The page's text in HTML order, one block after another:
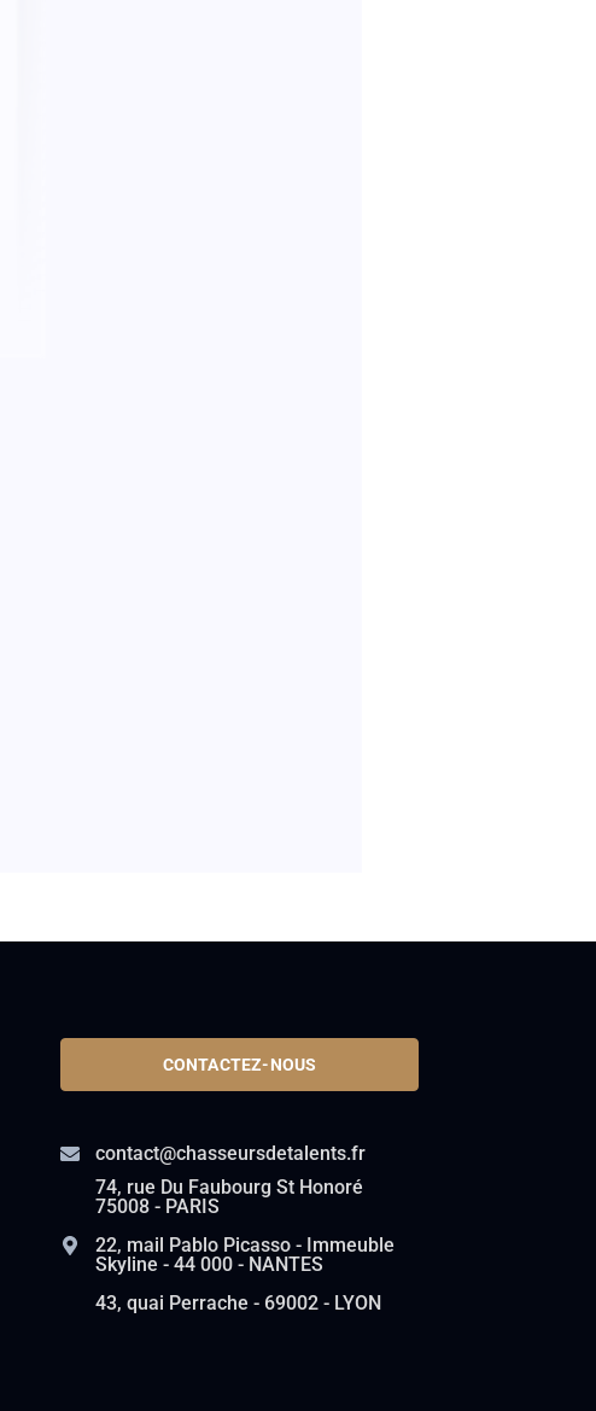
CONTACTEZ-NOUS
contact@chasseursdetalents.fr
74, rue Du Faubourg St Honoré
75008 - PARIS
22, mail Pablo Picasso - Immeuble
Skyline - 44 000 - NANTES
43, quai Perrache - 69002 - LYON